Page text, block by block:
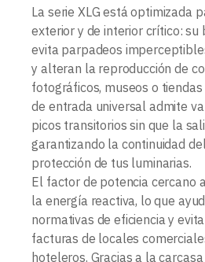
La serie XLG está optimizada
exterior y de interior crítico: su
evita parpadeos
y alteran la reproducción de
fotográficos, museos o
de entrada universal admite
picos transitorios sin que la
garantizando la continuidad
protección de tus luminarias.
El factor de potencia cercano
la energía reactiva, lo que
normativas de eficiencia y
facturas de locales
hoteleros. Gracias a la